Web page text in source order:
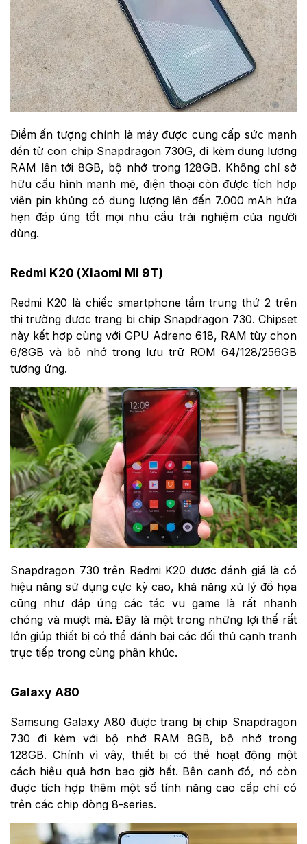
Điểm ấn tượng chính là máy được cung cấp sức mạnh
đến từ con chip Snapdragon 730G, đi kèm dung lượng
RAM lên tới 8GB, bộ nhớ trong 128GB. Không chỉ sở
hữu cấu hình mạnh mẽ, điện thoại còn được tích hợp
viên pin khủng có dung lượng lên đến 7.000 mAh hứa
hẹn đáp ứng tốt mọi nhu cầu trải nghiệm của người
dùng.
Redmi K20 (Xiaomi Mi 9T)
Redmi K20 là chiếc smartphone tầm trung thứ 2 trên
thị trường được trang bị chip Snapdragon 730. Chipset
này kết hợp cùng với GPU Adreno 618, RAM tùy chọn
6/8GB và bộ nhớ trong lưu trữ ROM 64/128/256GB
tương ứng.
Snapdragon 730 trên Redmi K20 được đánh giá là có
hiệu năng sử dụng cực kỳ cao, khả năng xử lý đồ họa
cũng như đáp ứng các tác vụ game là rất nhanh
chóng và mượt mà. Đây là một trong những lợi thế rất
lớn giúp thiết bị có thể đánh bại các đối thủ cạnh tranh
trực tiếp trong cùng phân khúc.
Galaxy A80
Samsung Galaxy A80 được trang bị chip Snapdragon
730 đi kèm với bộ nhớ RAM 8GB, bộ nhớ trong
128GB. Chính vì vây, thiết bị có thể hoạt động một
cách hiệu quả hơn bao giờ hết. Bên cạnh đó, nó còn
được tích hợp thêm một số tính năng cao cấp chỉ có
trên các chip dòng 8-series.